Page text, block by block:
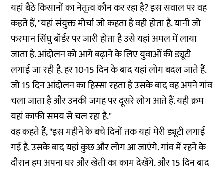
यहां बैठे किसानों का नेतृत्व कौन कर रहा है? इस सवाल पर वह
कहते हैं, "यहां संयुक्त मोर्चा जो कहता है वही होता है. यानी जो
फरमान सिंघु बॉर्डर पर जारी होता है उसे यहां अमल में लाया
जाता है. आंदोलन को आगे बढ़ाने के लिए युवाओं की ड्यूटी
लगाई जा रही है. हर 10-15 दिन के बाद यहां लोग बदल जाते हैं.
जो 15 दिन आंदोलन का हिस्सा रहता है उसके बाद वह अपने गांव
चला जाता है और उनकी जगह पर दूसरे लोग आते हैं. यही क्रम
यहां काफी समय से चल रहा है."
वह कहते हैं, "इस महीने के बचे दिनों तक यहां मेरी ड्यूटी लगाई
गई है. उसके बाद यहां कुछ और लोग आ जाएंगे. गांव में रहने के
दौरान हम अपना घर और खेती का काम देखेंगे. और 15 दिन बाद